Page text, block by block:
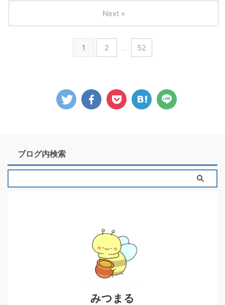
1 2 … 52
Next »
ブログ内検索
みつまる